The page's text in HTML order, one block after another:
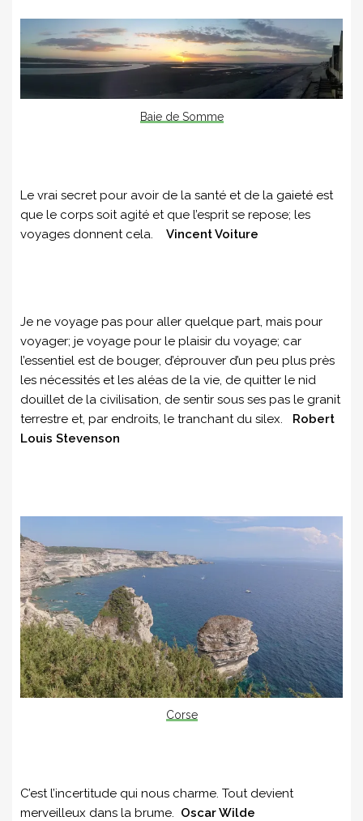
Baie de Somme
Le vrai secret pour avoir de la santé et de la gaieté est
que le corps soit agité et que l’esprit se repose; les
voyages donnent cela. Vincent Voiture
Je ne voyage pas pour aller quelque part, mais pour
voyager; je voyage pour le plaisir du voyage; car
l’essentiel est de bouger, d’éprouver d’un peu plus près
les nécessités et les aléas de la vie, de quitter le nid
douillet de la civilisation, de sentir sous ses pas le granit
terrestre et, par endroits, le tranchant du silex. Robert
Louis Stevenson
Corse
C’est l’incertitude qui nous charme. Tout devient
merveilleux dans la brume. Oscar Wilde